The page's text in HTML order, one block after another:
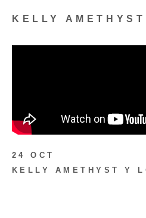
KELLY
24 OCT
KELLY AMETHYST Y